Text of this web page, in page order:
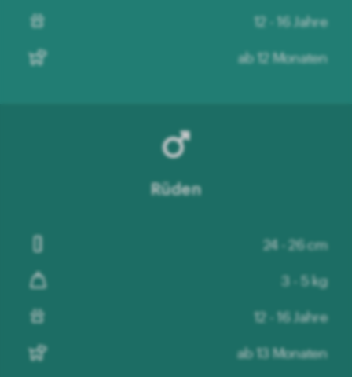
12 - 16 Jahre
ab 12 Monaten
Rüden
24 - 26 cm
3 - 5 kg
12 - 16 Jahre
ab 13 Monaten